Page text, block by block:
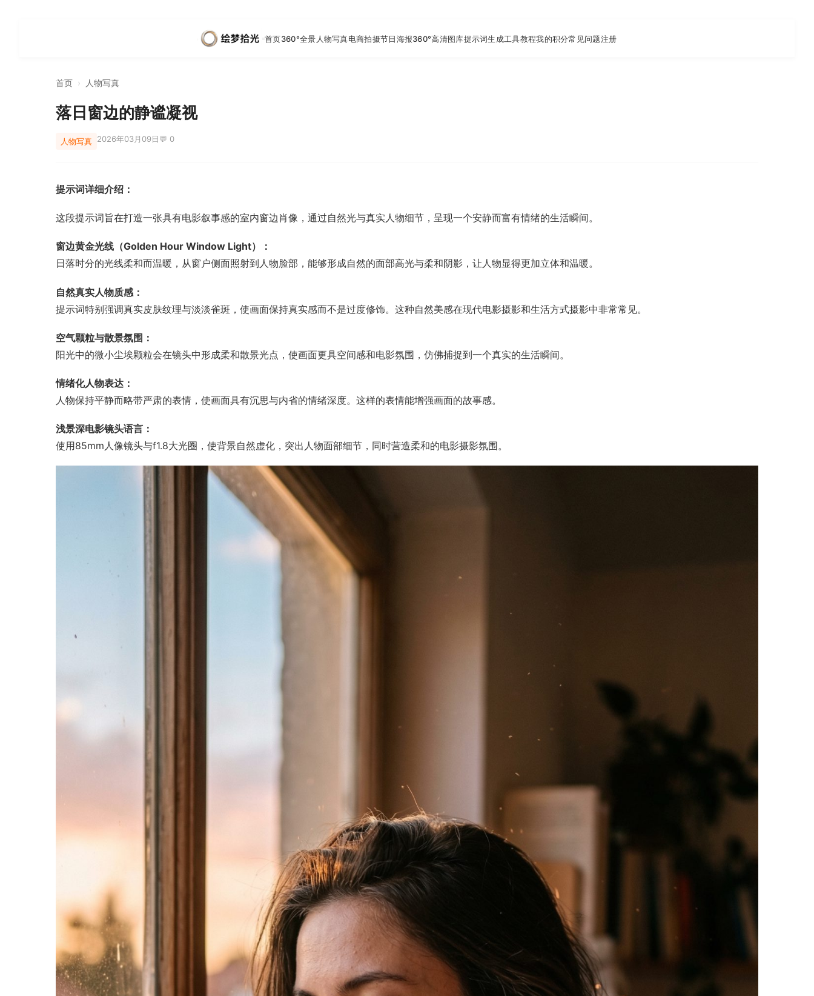
首页360°全景 人物写真电商拍摄节日海报360°高清图库提示词生成工具教程我的积分常见问题注册
首页 › 人物写真
落日窗边的静谧凝视
人物写真 2026年03月09日💬 0
提示词详细介绍：
这段提示词旨在打造一张具有电影叙事感的室内窗边肖像，通过自然光与真实人物细节，呈现一个安静而富有情绪的生活瞬间。
窗边黄金光线（Golden Hour Window Light）：
日落时分的光线柔和而温暖，从窗户侧面照射到人物脸部，能够形成自然的面部高光与柔和阴影，让人物显得更加立体和温暖。
自然真实人物质感：
提示词特别强调真实皮肤纹理与淡淡雀斑，使画面保持真实感而不是过度修饰。这种自然美感在现代电影摄影和生活方式摄影中非常常见。
空气颗粒与散景氛围：
阳光中的微小尘埃颗粒会在镜头中形成柔和散景光点，使画面更具空间感和电影氛围，仿佛捕捉到一个真实的生活瞬间。
情绪化人物表达：
人物保持平静而略带严肃的表情，使画面具有沉思与内省的情绪深度。这样的表情能增强画面的故事感。
浅景深电影镜头语言：
使用85mm人像镜头与f1.8大光圈，使背景自然虚化，突出人物面部细节，同时营造柔和的电影摄影氛围。